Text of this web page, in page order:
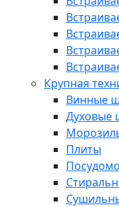
Крупная
Винные
Духовые
Плиты